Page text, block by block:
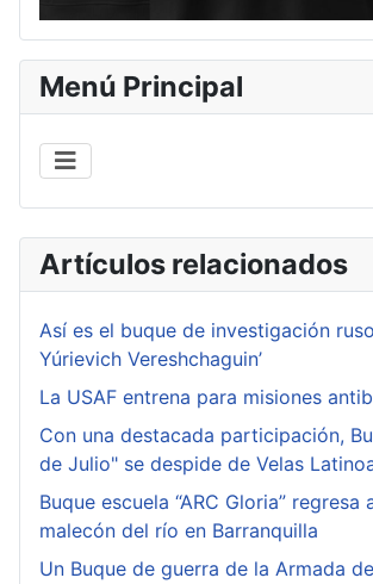
Menú Principal
Artículos relacionados
Así es el buque de investigación ruso
Yúrievich Vereshchaguin’
La USAF entrena para misiones
Con una destacada participación,
de Julio" se despide de Velas
Buque escuela “ARC Gloria” regresa
malecón del río en Barranquilla
Un Buque de guerra de la Armada